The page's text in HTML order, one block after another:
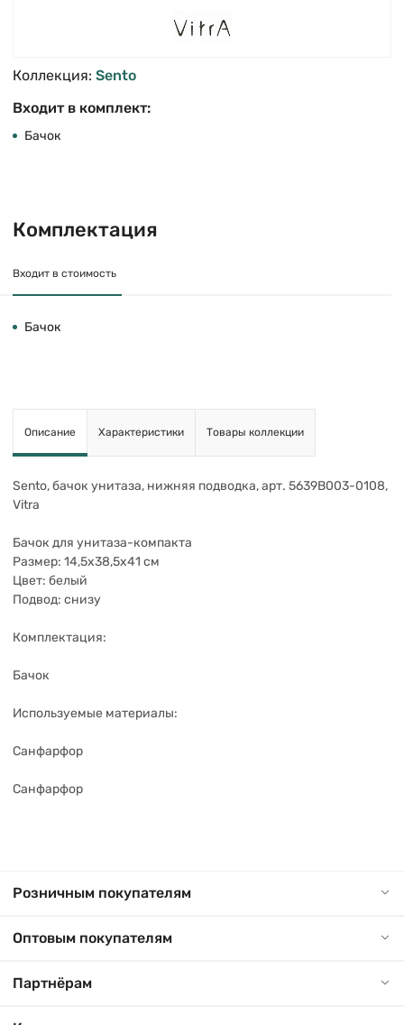
Коллекция: Sento
Входит в комплект:
Бачок
Комплектация
Входит в стоимость
Бачок
Описание Характеристики Товары коллекции
Sento, бачок унитаза, нижняя подводка, арт. 5639B003-0108,
Vitra
Бачок для унитаза-компакта
Размер: 14,5х38,5х41 см
Цвет: белый
Подвод: снизу
Комплектация:
Бачок
Используемые материалы:
Санфарфор
Санфарфор
Розничным покупателям
Оптовым покупателям
Партнёрам